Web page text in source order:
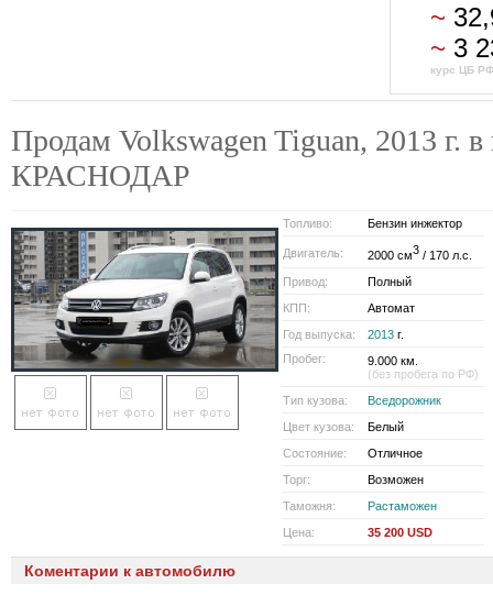
~
~ 3
курс ЦБ
Продам Volkswagen Tiguan, 2013 г. в
КРАСНОДАР
Топливо: Бензин инжектор
Двигатель: 2000 см3 / 170 л.с.
Привод:
Полный
КПП:
Автомат
Год выпуска:
2013 г.
Пробег:
9.000 км.
(без пробега по РФ)
Тип кузова:
Вседорожник
Цвет кузова:
Белый
Состояние:
Отличное
Торг:
Возможен
Таможня:
Растаможен
Цена:
35 200 USD
Коментарии к автомобилю